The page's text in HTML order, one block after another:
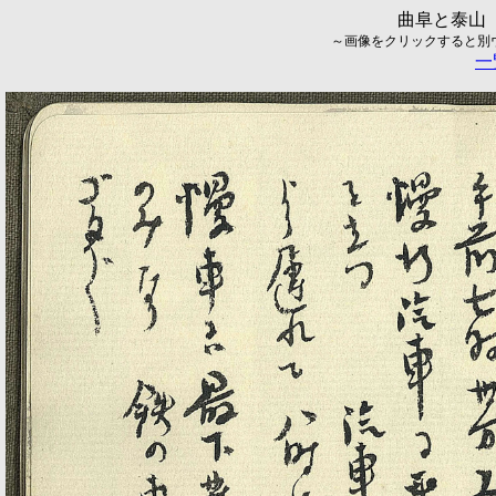
曲阜と泰山
～画像をクリックすると
一